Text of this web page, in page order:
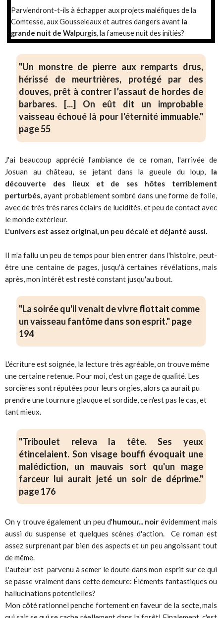
Parviendront-t-ils à échapper aux projets maléfiques de la
Comtesse, aux Gousseleaux et autres dangers avant la
grande nuit de Walpurgis, la fameuse nuit des initiés?
"Un monstre de pierre aux remparts drus,
hérissé de meurtrières, protégé par des
douves, prêt à contrer l’assaut de hordes de
barbares. [...] On eût dit un improbable
vaisseau échoué là pour l'éternité immuable."
page 55
J'ai beaucoup apprécié l'ambiance de ce roman, l'arrivée de
Josuan au château, se jetant dans la gueule du loup, la
découverte des lieux et de ses hôtes terriblement
perturbés, ayant probablement sombré dans une forme de folie,
avec de très très rares éclairs de lucidités, et peu de contact avec
le monde extérieur.
L'univers est assez original, un peu décalé et déjanté aussi.
Il m'a fallu un peu de temps pour bien entrer dans l'histoire, peut-
être une centaine de pages, jusqu'à certaines révélations, mais
après, mon intérêt est resté constant jusqu'au bout.
"La soirée qu'il venait de vivre flottait comme
un vaisseau fantôme dans son esprit." page
194
L'écriture est soignée, la lecture très agréable, on trouve même
une certaine retenue. Pour moi, c'est un gage de qualité. Les
sorcières sont réputées pour leurs orgies, alors ça aurait pu
prendre une tournure glauque et sordide, ce n'est pas le cas, et
tant mieux.
"Triboulet releva la tête. Ses yeux
étincelaient. Son visage bouffi évoquait une
malédiction, un mauvais sort qu'un mage
farceur lui aurait jeté un soir de déprime."
page 176
On y trouve également un peu d'humour... noir évidemment mais
aussi du suspense et quelques scènes d'action. Ce roman est
assez surprenant par bien des aspects et un peu angoissant tout
de même.
L'auteur est parvenu à semer le doute dans mon esprit sur ce qui
se passe vraiment dans cette demeure: Éléments fantastiques ou
hallucinations potentielles?
Mon côté rationnel penche fortement en faveur de la secte, mais